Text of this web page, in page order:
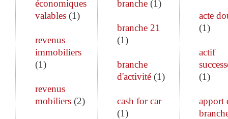
économiques
valables (1)
revenus
immobiliers
(1)
revenus
mobiliers (2)
branche(1 )
branche 21
(1)
branche
d'activité(1)
cash for car
(1)
acte
(1)
actif
(1)
apport